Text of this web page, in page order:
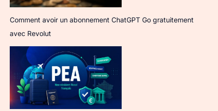
Comment avoir un abonnement ChatGPT Go gratuitement
avec Revolut